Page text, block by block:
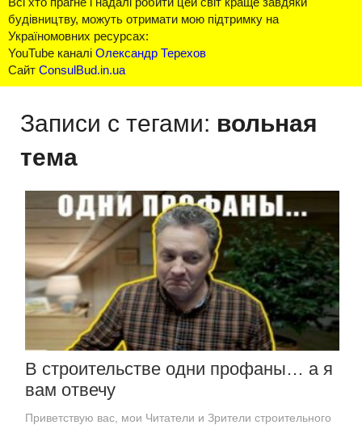
будівництву, можуть отримати мою підтримку на
Україномовних ресурсах:
YouTube каналі Олександр Терехов
Сайт ConsulBud.in.ua
Записи с тегами: вольная
тема
В строительстве одни профаны… а я
вам отвечу
Приветствую вас, мои Читатели и Зрители строительного